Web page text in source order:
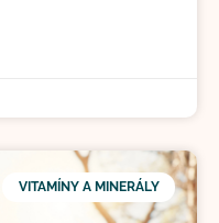
VITAMÍNY A MINERÁLY